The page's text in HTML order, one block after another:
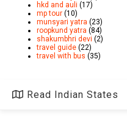
hkd and auli (17)
mp tour (10)
munsyari yatra (23)
roopkund yatra (84)
shakumbhri devi (2)
travel guide (22)
travel with bus (35)
Read Indian States